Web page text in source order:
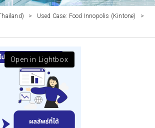
> Used Case: Food Innopolis (Kintone)
>
Open in Lightbox